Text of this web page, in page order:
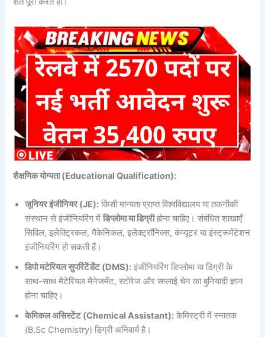
शैक्षणिक योग्यता (Educational Qualification):
जूनियर इंजीनियर (JE): किसी मान्यता प्राप्त विश्वविद्यालय या तकनीकी
संस्थान से इंजीनियरिंग मेंडिप्लोमा या डिग्रीहोना चाहिए। संबंधित शाखाएँ
सिविल, इलेक्ट्रिकल, मैकेनिकल, इलेक्ट्रॉनिक्स, कंप्यूटर या इंस्ट्रूमेंटेशन
इंजीनियरिंग हो सकती हैं।
डिपो मटेरियल सुपरिंटेंडेंट (DMS): इंजीनियरिंग डिप्लोमा या डिग्री के
साथ-साथ मैटेरियल मैनेजमेंट, स्टोरेज और सप्लाई चेन का बुनियादी ज्ञान
होना चाहिए।
केमिकल असिस्टेंट (Chemical Assistant): केमिस्ट्री में स्नातक
(B.Sc Chemistry) डिग्री अनिवार्य है।